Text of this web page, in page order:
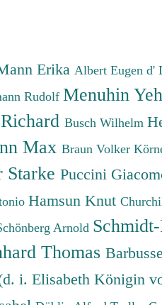
Erika Albert Eugen d'
Rudolf Menuhin
Busch Wilhelm
Max Braun Volker
Starke Puccini
Hamsun Knut
Arnold
Thomas
i. Elisabeth Königin